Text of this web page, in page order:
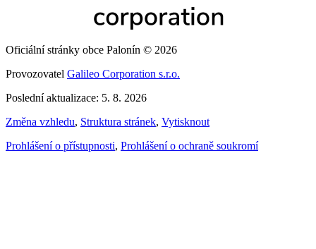
Oficiální stránky obce Palonín © 2026
Provozovatel Galileo Corporation s.r.o.
Poslední aktualizace: 5. 8. 2026
Změna vzhledu, Struktura stránek, Vytisknout
Prohlášení o přístupnosti, Prohlášení o ochraně soukromí